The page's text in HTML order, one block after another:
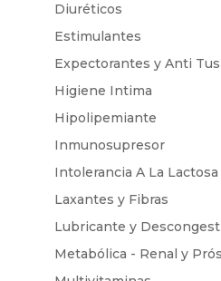
Diuréticos
Estimulantes
Expectorantes y Anti
Higiene Intima
Hipolipemiante
Inmunosupresor
Intolerancia A La Lactosa
Laxantes y Fibras
Lubricante y
Metabólica - Renal y